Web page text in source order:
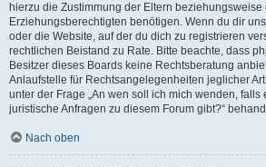
hierzu die Zustimmung der Eltern beziehungsweise
Erziehungsberechtigten benötigen. Wenn du dir
oder die Website, auf der du dich zu registrieren
rechtlichen Beistand zu Rate. Bitte beachte, dass
Besitzer dieses Boards keine Rechtsberatung
Anlaufstelle für Rechtsangelegenheiten jeglicher
unter der Frage „An wen soll ich mich wenden, falls
juristische Anfragen zu diesem Forum gibt?“
Nach oben